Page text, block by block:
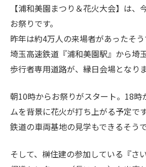
【浦和美園まつり＆花火大会】は、
お祭りです。
昨年は約4万人の来場者があったそう
埼玉高速鉄道『浦和美園駅』から埼
歩行者専用道路が、縁日会場となりま
朝10時からお祭りがスタート。18時
ムを背景に花火が打ち上がる予定です
鉄道の車両基地の見学もできるそうで
そして、榊住建の参加している『さ